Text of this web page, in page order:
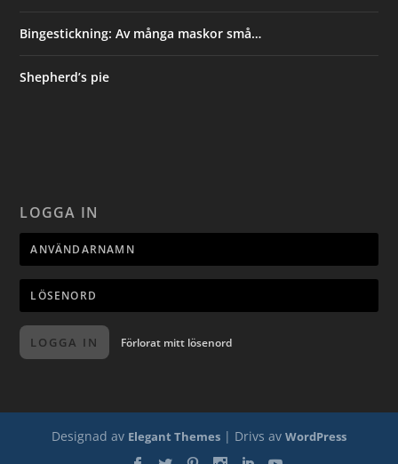
Bingestickning: Av många maskor små…
Shepherd’s pie
LOGGA IN
LOGGA IN Förlorat mitt lösenord
Designad av Elegant Themes | Drivs av WordPress